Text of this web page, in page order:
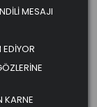
MESAJI
KARNE